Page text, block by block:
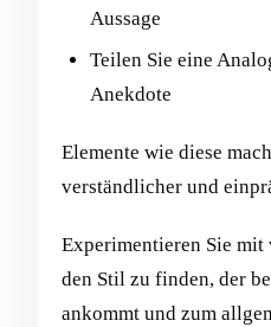
Aussage
Teilen Sie eine
Anekdote
Elemente wie diese
verständlicher und
Experimentieren Sie mit
den Stil zu finden, der
ankommt und zum